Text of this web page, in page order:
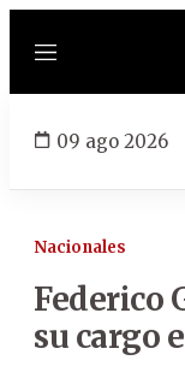
Menú
09 ago 2026
Nacionales
Federico
su cargo